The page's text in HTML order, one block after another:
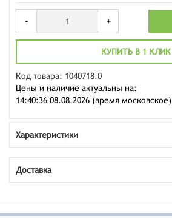
- +
КУПИТЬ В 1 КЛИК
Код товара: 1040718.0
Цены и наличие актуальны на:
14:40:36 08.08.2026 (время московское)
Характеристики
Доставка